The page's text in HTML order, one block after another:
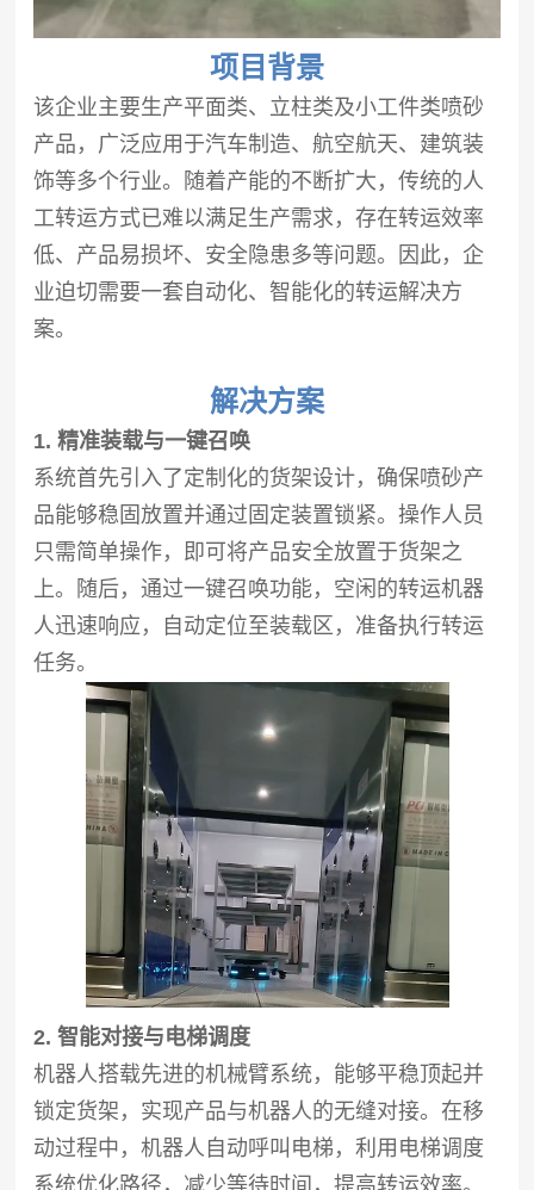
项目背景
该企业主要生产平面类、立柱类及小工件类喷砂
产品，广泛应用于汽车制造、航空航天、建筑装
饰等多个行业。随着产能的不断扩大，传统的人
工转运方式已难以满足生产需求，存在转运效率
低、产品易损坏、安全隐患多等问题。因此，企
业迫切需要一套自动化、智能化的转运解决方
案。
解决方案
1. 精准装载与一键召唤
系统首先引入了定制化的货架设计，确保喷砂产
品能够稳固放置并通过固定装置锁紧。操作人员
只需简单操作，即可将产品安全放置于货架之
上。随后，通过一键召唤功能，空闲的转运机器
人迅速响应，自动定位至装载区，准备执行转运
任务。
2. 智能对接与电梯调度
机器人搭载先进的机械臂系统，能够平稳顶起并
锁定货架，实现产品与机器人的无缝对接。在移
动过程中，机器人自动呼叫电梯，利用电梯调度
系统优化路径，减少等待时间，提高转运效率。